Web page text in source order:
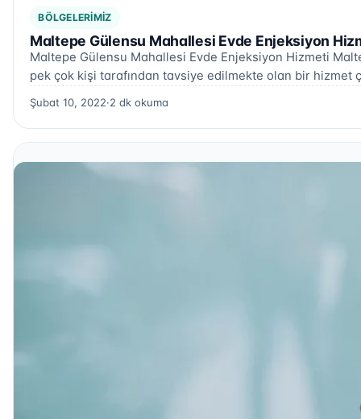
BÖLGELERIMIZ
Maltepe Gülensu Mahallesi Evde Enjeksiyon
Maltepe Gülensu Mahallesi Evde Enjeksiyon Hizmeti
pek çok kişi tarafından tavsiye edilmekte olan bir hizmet
Şubat 10, 2022·2 dk okuma